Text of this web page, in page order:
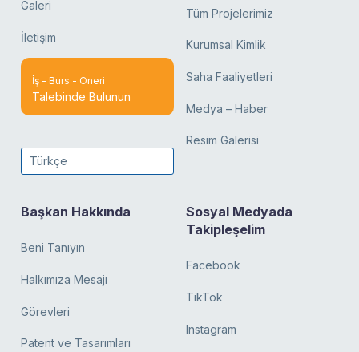
Galeri
İletişim
İş - Burs - Öneri
Talebinde Bulunun
Türkçe
Tüm Projelerimiz
Kurumsal Kimlik
Saha Faaliyetleri
Medya – Haber
Resim Galerisi
Başkan Hakkında
Beni Tanıyın
Halkımıza Mesajı
Görevleri
Patent ve Tasarımları
Sosyal Medyada
Takipleşelim
Facebook
TikTok
Instagram